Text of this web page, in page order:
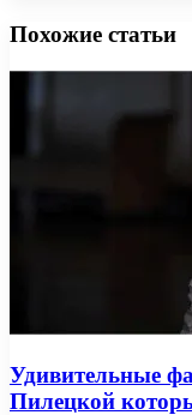
Похожие статьи
Удивительные
Пилецкой